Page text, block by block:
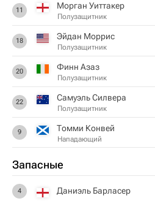
11 Морган Уиттакер
Полузащитник
18 Эйдан Моррис
Полузащитник
20 Финн Азаз
Полузащитник
22 Самуэль Силвера
Полузащитник
9 Томми Конвей
Нападающий
Запасные
4 Даниэль Барласер